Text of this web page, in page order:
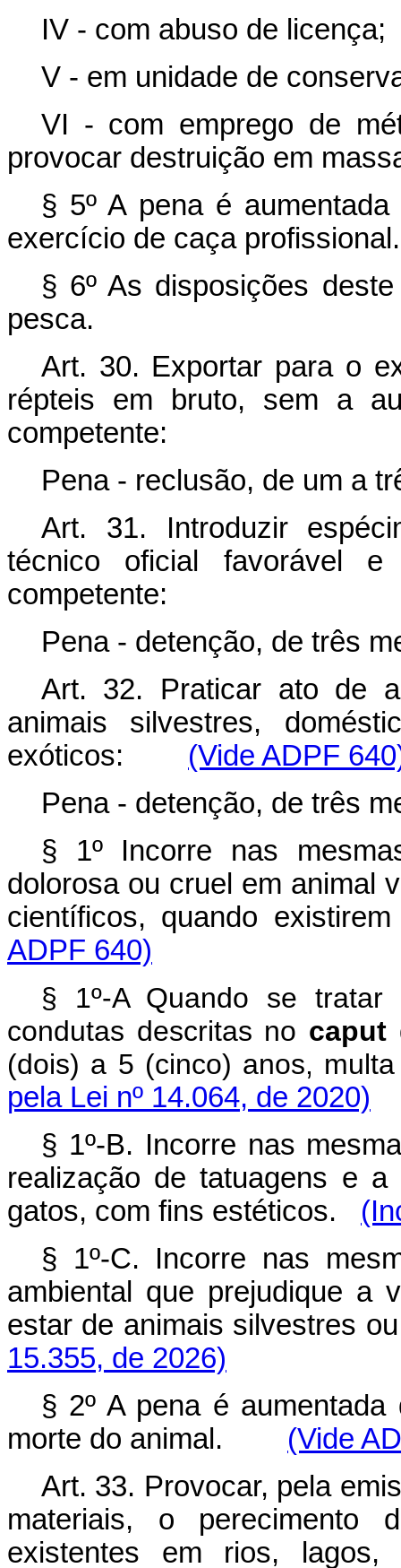
IV - com abuso de licença;
V - em unidade de
VI - com emprego de
provocar destruição em
§ 5º A pena é
exercício de caça profissional.
§ 6º As disposições
pesca.
Art. 30. Exportar para o
répteis em bruto, sem a
competente:
Pena - reclusão, de um a
Art. 31. Introduzir
técnico oficial favorável e
competente:
Pena - detenção, de três
Art. 32. Praticar ato de
animais silvestres,
exóticos: (Vide ADPF
Pena - detenção, de três
§ 1º Incorre nas
dolorosa ou cruel em animal
científicos, quando
ADPF 640)
§ 1º-A Quando se
condutas descritas no caput
(dois) a 5 (cinco) anos,
pela Lei nº 14.064, de 2020)
§ 1º-B. Incorre nas
realização de tatuagens e
gatos, com fins estéticos.
§ 1º-C. Incorre nas
ambiental que prejudique a
estar de animais silvestres
15.355, de 2026)
§ 2º A pena é
morte do animal. (Vide
Art. 33. Provocar, pela
materiais, o perecimento
existentes em rios,